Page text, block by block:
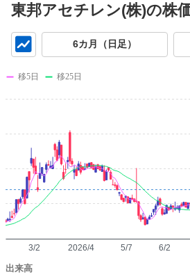
東邦アセチレン(株)の株
6カ月（日足）
2026/4
3/2 5/7 6/2
移5日 移25日
出来高